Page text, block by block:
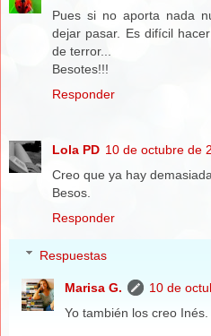
Pues si no aporta nada
dejar pasar. Es difícil
de terror...
Besotes!!!
Responder
Lola PD 10 de octubre de
Creo que ya hay
Besos.
Responder
Respuestas
Marisa G.
10 de
Yo también los creo